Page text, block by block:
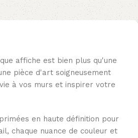
affiche est bien plus qu'une
pièce d'art soigneusement
à vos murs et inspirer votre
en haute définition pour
chaque nuance de couleur et